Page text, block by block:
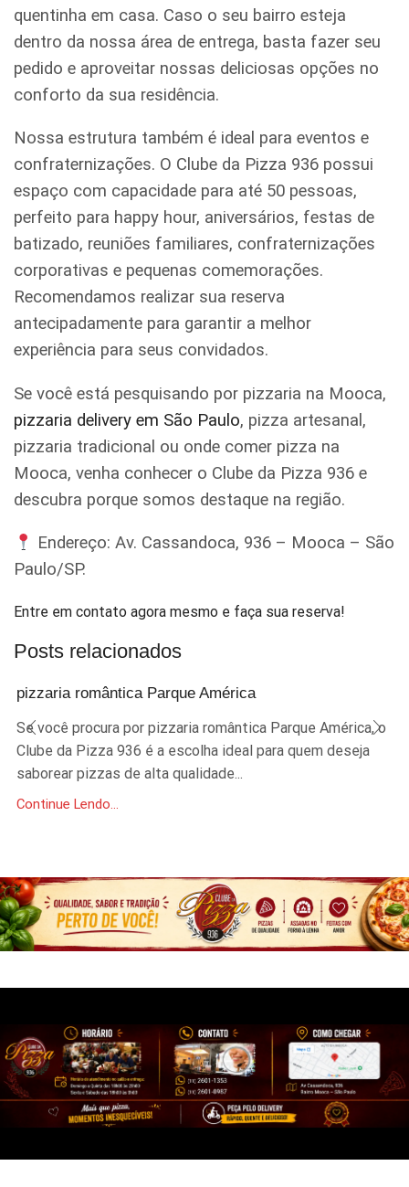
quentinha em casa. Caso o seu bairro esteja
dentro da nossa área de entrega, basta fazer seu
pedido e aproveitar nossas deliciosas opções no
conforto da sua residência.
Nossa estrutura também é ideal para eventos e
confraternizações. O Clube da Pizza 936 possui
espaço com capacidade para até 50 pessoas,
perfeito para happy hour, aniversários, festas de
batizado, reuniões familiares, confraternizações
corporativas e pequenas comemorações.
Recomendamos realizar sua reserva
antecipadamente para garantir a melhor
experiência para seus convidados.
Se você está pesquisando por pizzaria na Mooca,
pizzaria delivery em São Paulo, pizza artesanal,
pizzaria tradicional ou onde comer pizza na
Mooca, venha conhecer o Clube da Pizza 936 e
descubra porque somos destaque na região.
Endereço: Av. Cassandoca, 936 – Mooca – São
Paulo/SP.
Entre em contato agora mesmo e faça sua reserva!
Posts relacionados
pizzaria romântica Parque América
Se você procura por pizzaria romântica Parque América, o
Clube da Pizza 936 é a escolha ideal para quem deseja
saborear pizzas de alta qualidade...
Continue Lendo...